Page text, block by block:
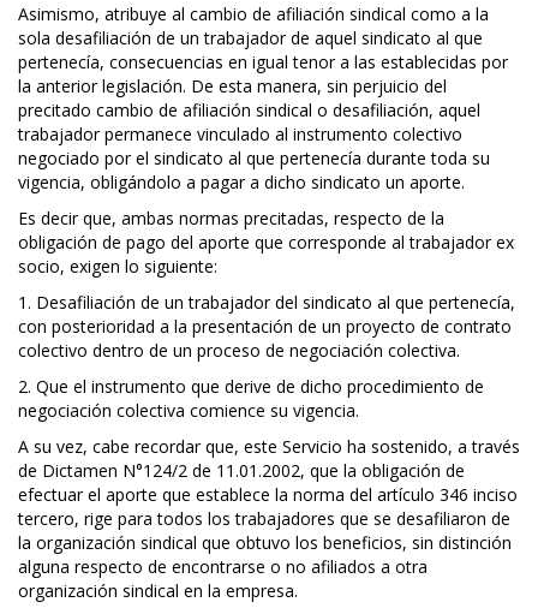
Asimismo, atribuye al cambio de afiliación sindical como a la
sola desafiliación de un trabajador de aquel sindicato al que
pertenecía, consecuencias en igual tenor a las establecidas por
la anterior legislación. De esta manera, sin perjuicio del
precitado cambio de afiliación sindical o desafiliación, aquel
trabajador permanece vinculado al instrumento colectivo
negociado por el sindicato al que pertenecía durante toda su
vigencia, obligándolo a pagar a dicho sindicato un aporte.
Es decir que, ambas normas precitadas, respecto de la
obligación de pago del aporte que corresponde al trabajador ex
socio, exigen lo siguiente:
1. Desafiliación de un trabajador del sindicato al que pertenecía,
con posterioridad a la presentación de un proyecto de contrato
colectivo dentro de un proceso de negociación colectiva.
2. Que el instrumento que derive de dicho procedimiento de
negociación colectiva comience su vigencia.
A su vez, cabe recordar que, este Servicio ha sostenido, a través
de Dictamen N°124/2 de 11.01.2002, que la obligación de
efectuar el aporte que establece la norma del artículo 346 inciso
tercero, rige para todos los trabajadores que se desafiliaron de
la organización sindical que obtuvo los beneficios, sin distinción
alguna respecto de encontrarse o no afiliados a otra
organización sindical en la empresa.